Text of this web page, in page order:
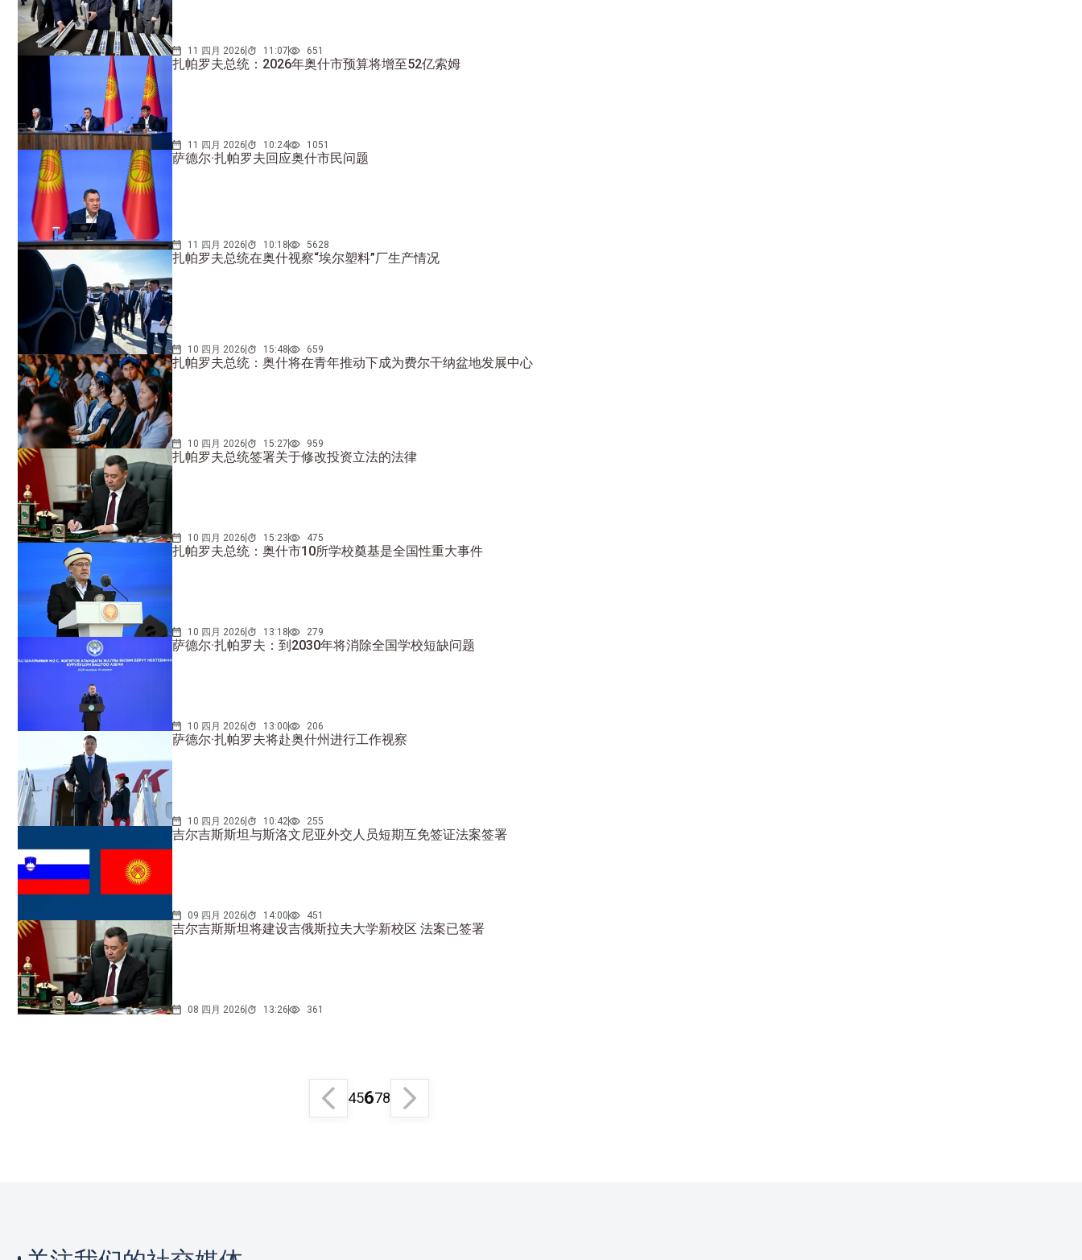
11 四月 2026 11:07 651
扎帕罗夫总统：2026年奥什市预算将增至52亿索姆
11 四月 2026 10:24 1051
萨德尔·扎帕罗夫回应奥什市民问题
11 四月 2026 10:18 5628
扎帕罗夫总统在奥什视察“埃尔塑料”厂生产情况
10 四月 2026 15:48 659
扎帕罗夫总统：奥什将在青年推动下成为费尔干纳盆地发展中心
10 四月 2026 15:27 959
扎帕罗夫总统签署关于修改投资立法的法律
10 四月 2026 15:23 475
扎帕罗夫总统：奥什市10所学校奠基是全国性重大事件
10 四月 2026 13:18 279
萨德尔·扎帕罗夫：到2030年将消除全国学校短缺问题
10 四月 2026 13:00 206
萨德尔·扎帕罗夫将赴奥什州进行工作视察
10 四月 2026 10:42 255
吉尔吉斯斯坦与斯洛文尼亚外交人员短期互免签证法案签署
09 四月 2026 14:00 451
吉尔吉斯斯坦将建设吉俄斯拉夫大学新校区 法案已签署
08 四月 2026 13:26 361
45678